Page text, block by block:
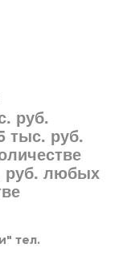
руб.
тыс. руб.
руб. любых
тел.